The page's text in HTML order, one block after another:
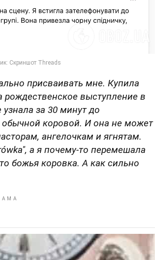
присваивать мне. Купила
выступление в
за 30 минут до
коровой. И она не может
ангелочкам и ягнятам.
а я почему-то перемешала
божья коровка. А как сильно